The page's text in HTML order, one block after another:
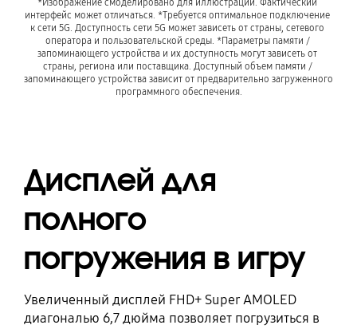
интерфейс может отличаться. *Требуется оптимальное подключение
к сети 5G. Доступность сети 5G может зависеть от страны, сетевого
оператора и пользовательской среды. *Параметры памяти /
запоминающего устройства и их доступность могут зависеть от
страны, региона или поставщика. Доступный объем памяти /
запоминающего устройства зависит от предварительно загруженного
программного обеспечения.
Дисплей для
полного
погружения в игру
Увеличенный дисплей FHD+ Super AMOLED
диагональю 6,7 дюйма позволяет погрузиться в